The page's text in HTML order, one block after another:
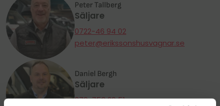
Daniel Bergh
Säljare
070-753 20 51
Peter Tallberg
Säljare
0722-46 94 02
peter@erikssonshusvagnar.se